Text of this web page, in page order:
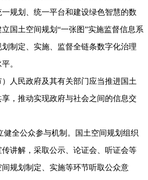
规划、统一平台和建设绿色智慧的数
国土空间规划“一张图”实施监督信息系
制定、实施、监督全链条数字化治理
。
民政府及其有关部门应当推进国土
，推动实现政府与社会之间的信息交
全公众参与机制。国土空间规划组织
讲解，采取公示、论证会、听证会等
规划制定、实施等环节听取公众意